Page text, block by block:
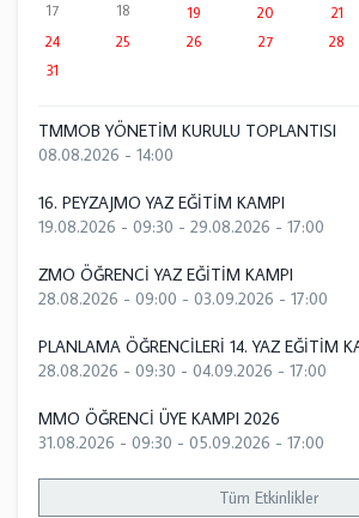
17
18 19 20 21
24
25 26 27 28
31
TMMOB YÖNETİM KURULU TOPLANTISI
08.08.2026 - 14:00
16. PEYZAJMO YAZ EĞİTİM KAMPI
19.08.2026 - 09:30 - 29.08.2026 - 17:00
ZMO ÖĞRENCİ YAZ EĞİTİM KAMPI
28.08.2026 - 09:00 - 03.09.2026 - 17:00
PLANLAMA ÖĞRENCİLERİ 14. YAZ EĞİTİM
28.08.2026 - 09:30 - 04.09.2026 - 17:00
MMO ÖĞRENCİ ÜYE KAMPI 2026
31.08.2026 - 09:30 - 05.09.2026 - 17:00
Tüm Etkinlikler